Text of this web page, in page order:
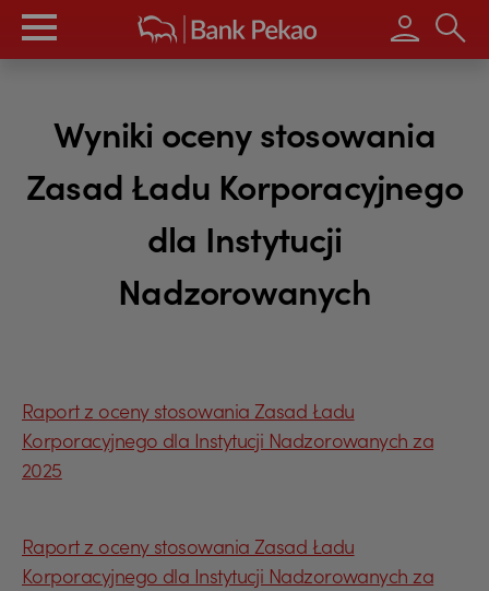
Wpisz
Wyniki oceny stosowania
Zasad Ładu Korporacyjnego
dla Instytucji
Nadzorowanych
Raport z oceny stosowania Zasad Ładu
Korporacyjnego dla Instytucji Nadzorowanych za
2025
Raport z oceny stosowania Zasad Ładu
Korporacyjnego dla Instytucji Nadzorowanych za